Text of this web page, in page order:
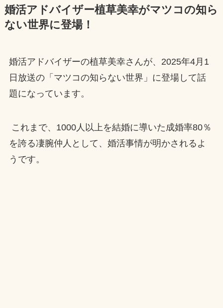
婚活アドバイザー植草美幸がマツコの知ら
ない世界に登場！
婚活アドバイザーの植草美幸さんが、2025年4月1
日放送の「マツコの知らない世界」に登場して話
題になっています。
これまで、1000人以上を結婚に導いた成婚率80％
を誇る凄腕仲人として、婚活事情が明かされるよ
うです。